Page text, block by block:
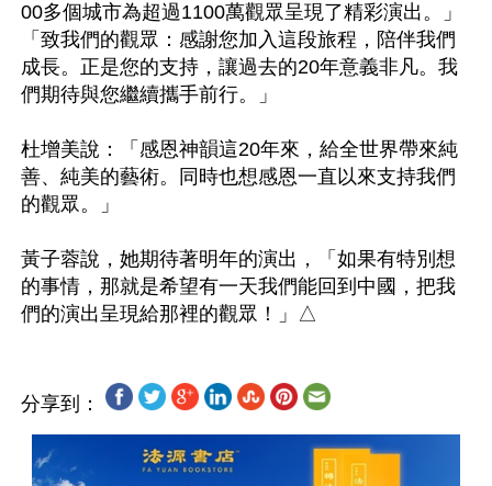
00多個城市為超過1100萬觀眾呈現了精彩演出。」
「致我們的觀眾：感謝您加入這段旅程，陪伴我們
成長。正是您的支持，讓過去的20年意義非凡。我
們期待與您繼續攜手前行。」
杜增美說：「感恩神韻這20年來，給全世界帶來純
善、純美的藝術。同時也想感恩一直以來支持我們
的觀眾。」
黃子蓉說，她期待著明年的演出，「如果有特別想
的事情，那就是希望有一天我們能回到中國，把我
分享到：